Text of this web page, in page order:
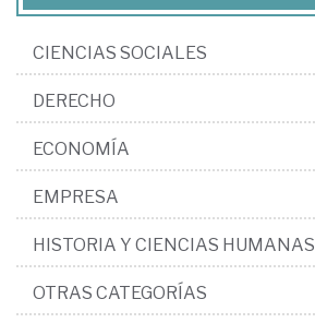
CIENCIAS SOCIALES
DERECHO
ECONOMÍA
EMPRESA
HISTORIA Y CIENCIAS HUMANAS
OTRAS CATEGORÍAS